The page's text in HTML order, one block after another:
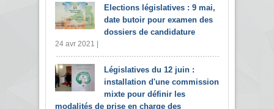
Elections législatives : 9 mai,
date butoir pour examen des
dossiers de candidature
24 avr 2021 |
Législatives du 12 juin :
installation d'une commission
mixte pour définir les
modalités de prise en charge des